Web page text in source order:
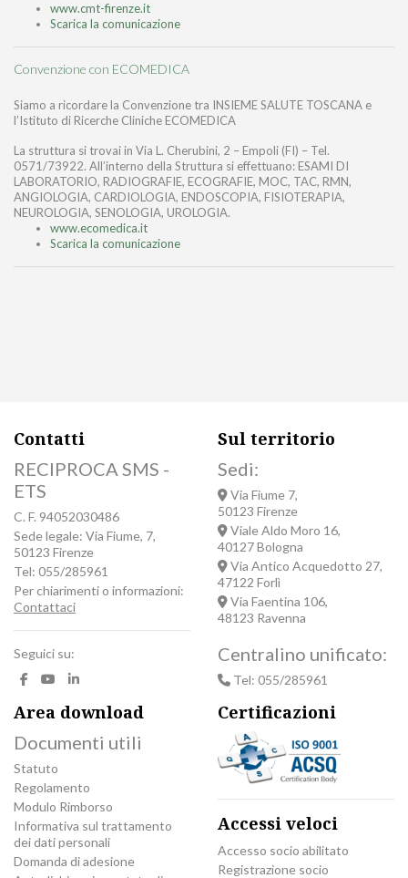
www.cmt-firenze.it
Scarica la comunicazione
Convenzione con ECOMEDICA
Siamo a ricordare la Convenzione tra INSIEME SALUTE TOSCANA e
l’Istituto di Ricerche Cliniche ECOMEDICA
La struttura si trovai in Via L. Cherubini, 2 – Empoli (FI) – Tel.
0571/73922. All’interno della Struttura si effettuano: ESAMI DI
LABORATORIO, RADIOGRAFIE, ECOGRAFIE, MOC, TAC, RMN,
ANGIOLOGIA, CARDIOLOGIA, ENDOSCOPIA, FISIOTERAPIA,
NEUROLOGIA, SENOLOGIA, UROLOGIA.
www.ecomedica.it
Scarica la comunicazione
Contatti
RECIPROCA SMS -
ETS
C. F. 94052030486
Sede legale: Via Fiume, 7,
50123 Firenze
Tel: 055/285961
Per chiarimenti o informazioni:
Contattaci
Seguici su:
Sul territorio
Sedi:
Via Fiume 7,
50123 Firenze
Viale Aldo Moro 16,
40127 Bologna
Via Antico Acquedotto 27,
47122 Forlì
Via Faentina 106,
48123 Ravenna
Centralino unificato:
Tel: 055/285961
Area download
Documenti utili
Statuto
Regolamento
Modulo Rimborso
Informativa sul trattamento
dei dati personali
Domanda di adesione
Certificazioni
Accessi veloci
Accesso socio abilitato
Registrazione socio